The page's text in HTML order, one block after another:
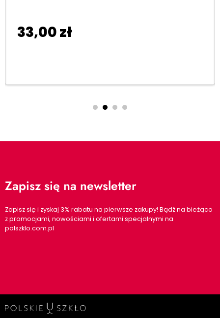
33,00zł
Zapisz się na newsletter
Zapisz się i zyskaj 3% rabatu na pierwsze zakupy! Bądź na bieżąco
z promocjami, nowościami i ofertami specjalnymi na
polszklo.com.pl